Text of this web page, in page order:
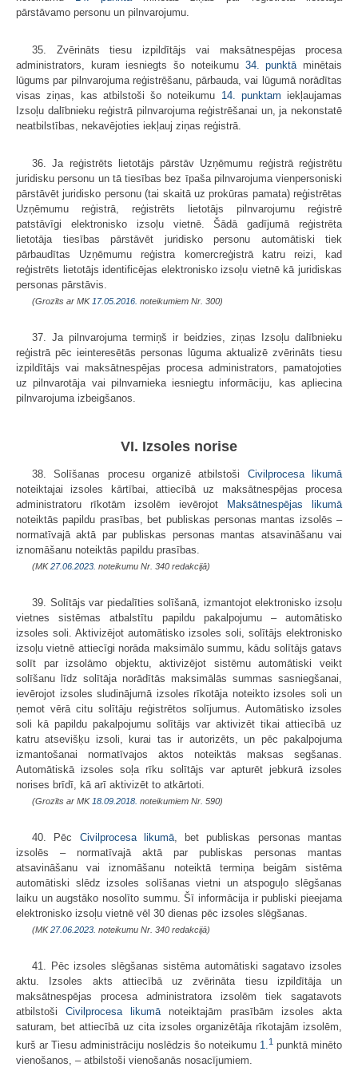
pārstāvamo personu un pilnvarojumu.
35. Zvērināts tiesu izpildītājs vai maksātnespējas procesa
administrators, kuram iesniegts šo noteikumu 34. punktāminētais
lūgums par pilnvarojuma reģistrēšanu, pārbauda, vai lūgumā norādītas
visas ziņas, kas atbilstoši šo noteikumu 14. punktam iekļaujamas
Izsoļu dalībnieku reģistrā pilnvarojuma reģistrēšanai un, ja nekonstatē
neatbilstības, nekavējoties iekļauj ziņas reģistrā.
36. Ja reģistrēts lietotājs pārstāv Uzņēmumu reģistrā reģistrētu
juridisku personu un tā tiesības bez īpaša pilnvarojuma vienpersoniski
pārstāvēt juridisko personu (tai skaitā uz prokūras pamata) reģistrētas
Uzņēmumu reģistrā, reģistrēts lietotājs pilnvarojumu reģistrē
patstāvīgi elektronisko izsoļu vietnē. Šādā gadījumā reģistrēta
lietotāja tiesības pārstāvēt juridisko personu automātiski tiek
pārbaudītas Uzņēmumu reģistra komercreģistrā katru reizi, kad
reģistrēts lietotājs identificējas elektronisko izsoļu vietnē kā juridiskas
personas pārstāvis.
(Grozīts ar MK17.05.2016. noteikumiem Nr. 300)
37. Ja pilnvarojuma termiņš ir beidzies, ziņas Izsoļu dalībnieku
reģistrā pēc ieinteresētās personas lūguma aktualizē zvērināts tiesu
izpildītājs vai maksātnespējas procesa administrators, pamatojoties
uz pilnvarotāja vai pilnvarnieka iesniegtu informāciju, kas apliecina
pilnvarojuma izbeigšanos.
VI. Izsoles norise
38. Solīšanas procesu organizē atbilstoši Civilprocesa likumā
noteiktajai izsoles kārtībai, attiecībā uz maksātnespējas procesa
administratoru rīkotām izsolēm ievērojot
Maksātnespējas likumā
noteiktās papildu prasības, bet publiskas personas mantas izsolēs –
normatīvajā aktā par publiskas personas mantas atsavināšanu vai
iznomāšanu noteiktās papildu prasības.
(MK27.06.2023. noteikumu Nr. 340 redakcijā)
39. Solītājs var piedalīties solīšanā, izmantojot elektronisko izsoļu
vietnes sistēmas atbalstītu papildu pakalpojumu – automātisko
izsoles soli. Aktivizējot automātisko izsoles soli, solītājs elektronisko
izsoļu vietnē attiecīgi norāda maksimālo summu, kādu solītājs gatavs
solīt par izsolāmo objektu, aktivizējot sistēmu automātiski veikt
solīšanu līdz solītāja norādītās maksimālās summas sasniegšanai,
ievērojot izsoles sludinājumā izsoles rīkotāja noteikto izsoles soli un
ņemot vērā citu solītāju reģistrētos solījumus. Automātisko izsoles
soli kā papildu pakalpojumu solītājs var aktivizēt tikai attiecībā uz
katru atsevišķu izsoli, kurai tas ir autorizēts, un pēc pakalpojuma
izmantošanai normatīvajos aktos noteiktās maksas segšanas.
Automātiskā izsoles soļa rīku solītājs var apturēt jebkurā izsoles
norises brīdī, kā arī aktivizēt to atkārtoti.
(Grozīts ar MK 18.09.2018. noteikumiem Nr. 590)
40. Pēc Civilprocesa likumā, bet publiskas personas mantas
izsolēs – normatīvajā aktā par publiskas personas mantas
atsavināšanu vai iznomāšanu noteiktā termiņa beigām sistēma
automātiski slēdz izsoles solīšanas vietni un atspoguļo slēgšanas
laiku un augstāko nosolīto summu. Šī informācija ir publiski pieejama
elektronisko izsoļu vietnē vēl 30 dienas pēc izsoles slēgšanas.
(MK27.06.2023. noteikumu Nr. 340 redakcijā)
41. Pēc izsoles slēgšanas sistēma automātiski sagatavo izsoles
aktu. Izsoles akts attiecībā uz zvērināta tiesu izpildītāja un
maksātnespējas procesa administratora izsolēm tiek sagatavots
atbilstoši Civilprocesa likumānoteiktajām prasībām izsoles akta
saturam, bet attiecībā uz cita izsoles organizētāja rīkotajām izsolēm,
kurš ar Tiesu administrāciju noslēdzis šo noteikumu 1.1 punktā minēto
vienošanos, – atbilstoši vienošanās nosacījumiem.